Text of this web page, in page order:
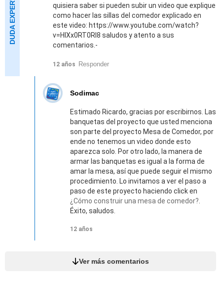
quisiera saber si pueden subir un video que explique
como hacer las sillas del comedor explicado en
este video: https://www.youtube.com/watch?
v=HlXx0RT0Rl8 saludos y atento a sus
comentarios.-
12 años Responder
Sodimac
Estimado Ricardo, gracias por escribirnos. Las
banquetas del proyecto que usted menciona
son parte del proyecto Mesa de Comedor, por
ende no tenemos un video donde esto
aparezca solo. Por otro lado, la manera de
armar las banquetas es igual a la forma de
amar la mesa, así que puede seguir el mismo
procedimiento. Lo invitamos a ver el paso a
paso de este proyecto haciendo click en
¿Cómo construir una mesa de comedor?.
Éxito, saludos.
12 años
Ver más comentarios